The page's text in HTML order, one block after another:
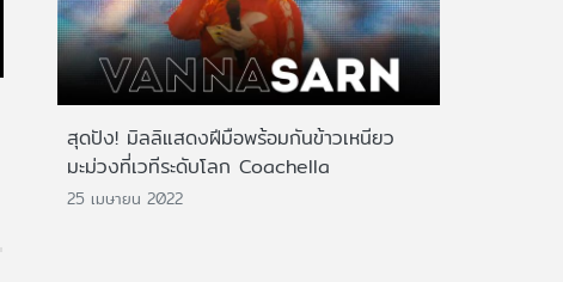
สุดปัง! มิลลิแสดงฝีมือพร้อมกันข้าวเหนียว
มะม่วงที่เวทีระดับโลก Coachella
25 เมษายน 2022